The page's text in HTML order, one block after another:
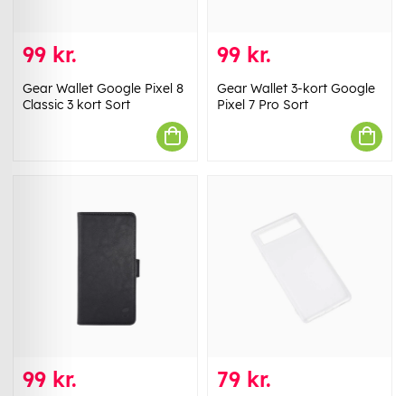
99 kr.
Gear Wallet Google Pixel 8
Classic 3 kort Sort
99 kr.
Gear Wallet 3-kort Google
Pixel 7 Pro Sort
99 kr. 79 kr.